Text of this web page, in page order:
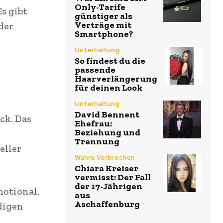
gibt
Das
Only-Tarife
günstiger als
Verträge mit
Smartphone?
Unterhaltung
So findest du die
passende
Haarverlängerung
für deinen Look
Unterhaltung
David Bennent
Ehefrau:
Beziehung und
Trennung
Wahre Verbrechen
Chiara Kreiser
vermisst: Der Fall
der 17-Jährigen
aus
Aschaffenburg